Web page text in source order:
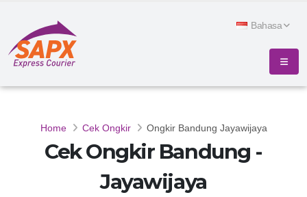
Bahasa
Home Cek Ongkir Ongkir Bandung Jayawijaya
Cek Ongkir Bandung -
Jayawijaya